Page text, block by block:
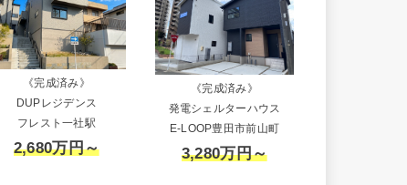
《完成済み》
DUPレジデンス
フレスト一社駅
2,680万円～
《完成済み》
発電シェルターハウス
E-LOOP豊田市前山町
3,280万円～